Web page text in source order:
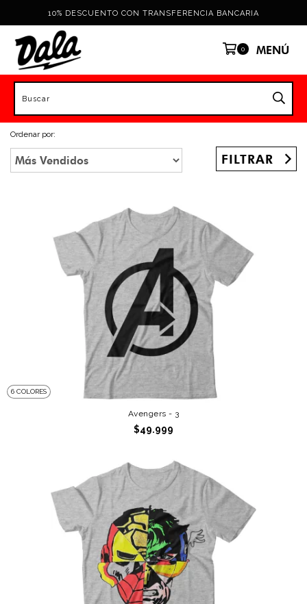
10% DESCUENTO CON TRANSFERENCIA BANCARIA
0 MENÚ
Ordenar por:
FILTRAR
6 COLORES
Avengers - 3
$49.999